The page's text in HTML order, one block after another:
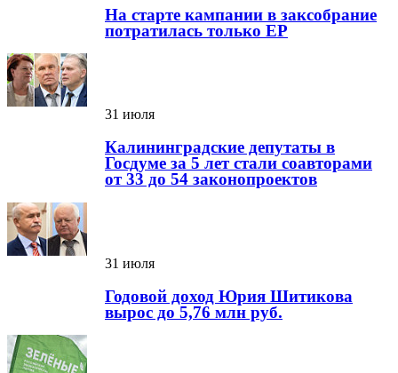
На старте кампании в заксобрание
потратилась только ЕР
31 июля
Калининградские депутаты в
Госдуме за 5 лет стали соавторами
от 33 до 54 законопроектов
31 июля
Годовой доход Юрия Шитикова
вырос до 5,76 млн руб.